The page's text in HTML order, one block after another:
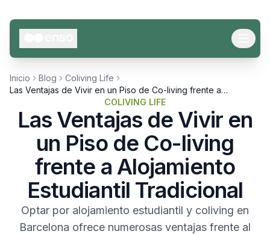
Inicio Blog
Coliving Life
Las Ventajas de Vivir en un Piso de Co-living frente a
Alojamiento Estudiantil Tradicional
COLIVING LIFE
Las Ventajas de Vivir en
un Piso de Co-living
frente a Alojamiento
Estudiantil Tradicional
Optar por alojamiento estudiantil y coliving en
Barcelona ofrece numerosas ventajas frente al